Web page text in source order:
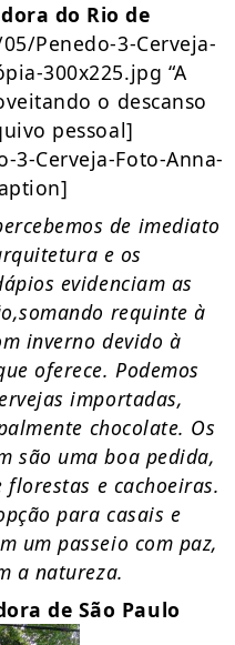
do Rio de
Penedo-3-Cerveja-
300x225.jpg “A
o descanso
pessoal]
3-Cerveja-Foto-Anna-
de imediato
e os
evidenciam as
requinte à
inverno devido à
oferece. Podemos
importadas,
chocolate. Os
são uma boa pedida,
florestas e cachoeiras.
para casais e
um passeio com paz,
a natureza.
de São Paulo